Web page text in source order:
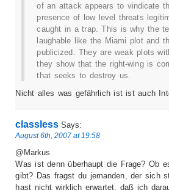
of an attack appears to vindicate
presence of low level threats
caught in a trap. This is why the
laughable like the Miami plot and
publicized. They are weak plots
they show that the right-wing is
that seeks to destroy us.
Nicht alles was gefährlich ist ist auch
classless Says:
August 6th, 2007 at 19:58
@Markus
Was ist denn überhaupt die Frage? Ob
gibt? Das fragst du jemanden, der sich
hast nicht wirklich erwartet, daß ich